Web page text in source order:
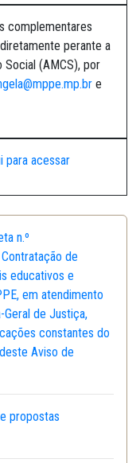
complementares
perante a
Social (AMCS), por
e
para acessar
n.º
de
educativos e
em atendimento
de Justiça,
constantes do
Aviso de
propostas